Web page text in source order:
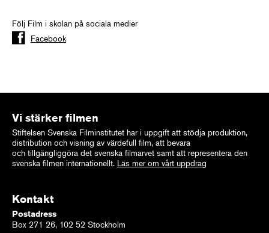
Följ Film i skolan på sociala medier
Facebook
Vi stärker filmen
Stiftelsen Svenska Filminstitutet har i uppgift att stödja produktion,
distribution och visning av värdefull film, att bevara
och tillgängliggöra det svenska filmarvet samt att representera den
svenska filmen internationellt. Läs mer om vårt uppdrag
Kontakt
Postadress
Box 271 26, 102 52 Stockholm